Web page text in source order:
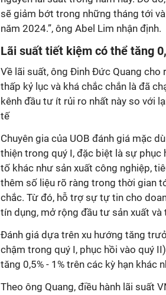
sẽ giảm bớt trong những tháng tới
năm 2024.”, ông Abel Lim nhận định.
Lãi suất tiết kiệm có thể tăng
Về lãi suất, ông Đinh Đức Quang
thấp kỷ lục và khá chắc chắn là đã
kênh đầu tư ít rủi ro nhất này so với
tế
Chuyên gia của UOB đánh giá mặc
thiện trong quý I, đặc biệt là sự
tố khác như sản xuất công nghiệp,
thêm số liệu rõ ràng trong thời gian
chắc. Từ đó, hỗ trợ sự tự tin cho
tín dụng, mở rộng đầu tư sản xuất và
Đánh giá dựa trên xu hướng tăng
chậm trong quý I, phục hồi vào quý
tăng 0,5% - 1% trên các kỳ hạn khác
Theo ông Quang, điều hành lãi suất